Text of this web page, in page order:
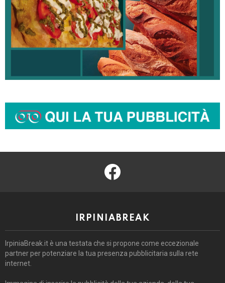
facebook
IRPINIABREAK
IrpiniaBreak.it è una testata che si propone come eccezionale
partner per potenziare la tua presenza pubblicitaria sulla rete
internet.